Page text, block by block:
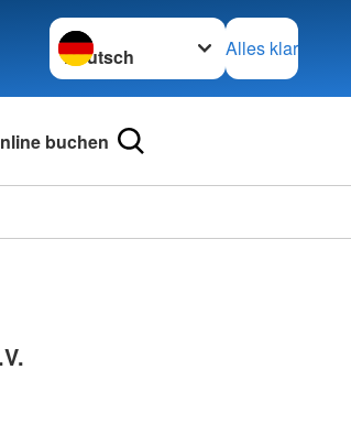
Sprache wechseln zu
Alles klar
buchen